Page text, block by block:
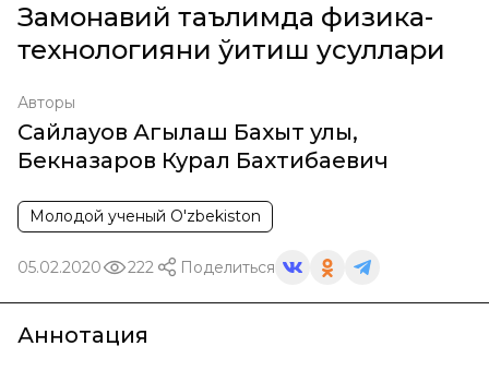
Замонавий таълимда физика-
технологияни ўқитиш усуллари
Авторы
Сайлауов Агылаш Бахыт улы,
Бекназаров Курал Бахтибаевич
Молодой ученый O'zbekiston
05.02.2020 222 Поделиться
Аннотация